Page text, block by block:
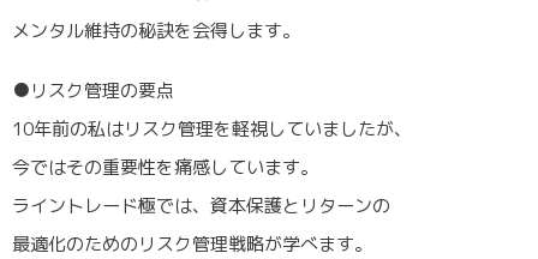
メンタル維持の秘訣を会得します。
●リスク管理の要点
10年前の私はリスク管理を軽視していましたが、
今ではその重要性を痛感しています。
ライントレード極では、資本保護とリターンの
最適化のためのリスク管理戦略が学べます。